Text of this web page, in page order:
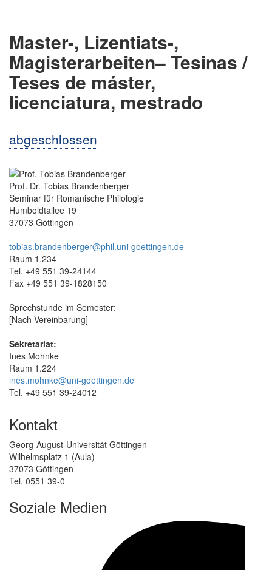
Master-, Lizentiats-,
Magisterarbeiten– Tesinas /
Teses de máster,
licenciatura, mestrado
abgeschlossen
Prof. Dr. Tobias Brandenberger
Seminar für Romanische Philologie
Humboldtallee 19
37073 Göttingen
tobias.brandenberger@phil.uni-goettingen.de
Raum 1.234
Tel. +49 551 39-24144
Fax +49 551 39-1828150
Sprechstunde im Semester:
[Nach Vereinbarung]
Sekretariat:
Ines Mohnke
Raum 1.224
ines.mohnke@uni-goettingen.de
Tel. +49 551 39-24012
Kontakt
Georg-August-Universität Göttingen
Wilhelmsplatz 1 (Aula)
37073 Göttingen
Tel. 0551 39-0
Soziale Medien